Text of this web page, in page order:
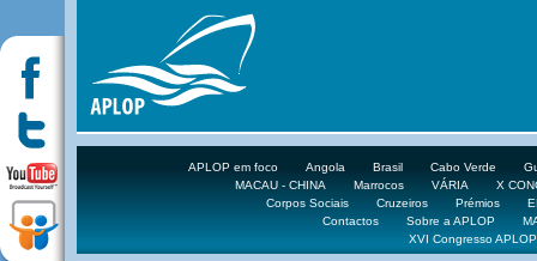
APLOP em foco Angola Brasil Cabo Verde
MACAU - CHINA
Marrocos VÁRIA
X
Corpos Sociais
Cruzeiros Prémios
Contactos
Sobre a APLOP
XVI Congresso APLOP